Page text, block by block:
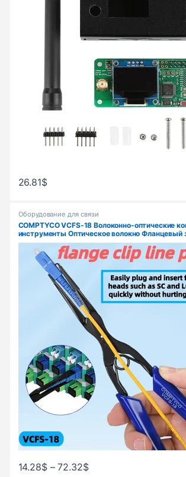
26.81$
Оборудование для связи
COMPTYCO VCFS-18 Волоконно-оптические
инструменты Оптическое волокно
плоскогубцы SC/LC Разъем Зажим Вытяжной
14.28$–72.32$